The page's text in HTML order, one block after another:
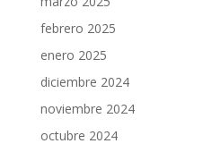
febrero 2025
enero 2025
diciembre 2024
noviembre 2024
octubre 2024